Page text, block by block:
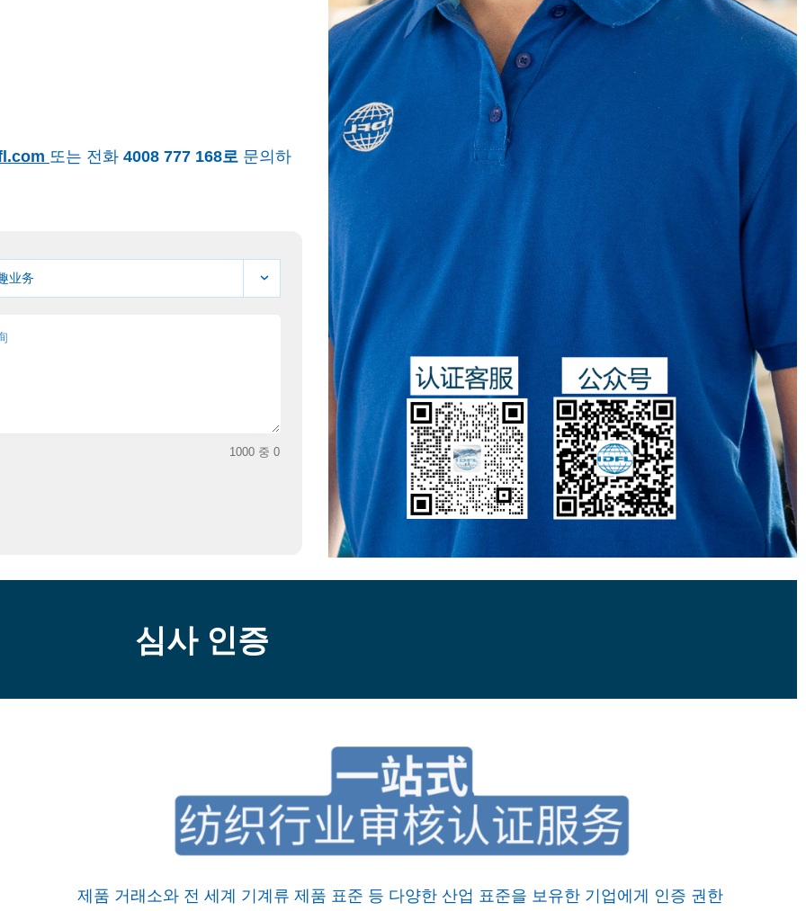
또는 전화 4008 777 168로 문의하
业务
1000 중 0
심사 인증
제품 거래소와 전 세계 기계류 제품 표준 등 다양한 산업 표준을 보유한 기업에게 인증 권한